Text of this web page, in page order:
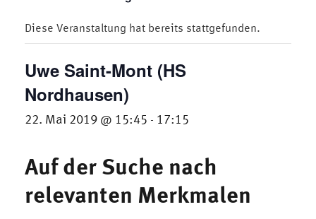
Diese Veranstaltung hat bereits stattgefunden.
Uwe Saint-Mont (HS
Nordhausen)
22. Mai 2019 @ 15:45 - 17:15
Auf der Suche nach
relevanten Merkmalen